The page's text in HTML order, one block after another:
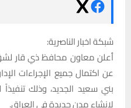
شبكة اخبار الناصرية:
أعلن معاون محافظ ذي قار
عن اكتمال جميع الإجراءات
بني سعيد الجديد، وذلك تنفيذاً
لإنشاء مدن جديدة في العراق.